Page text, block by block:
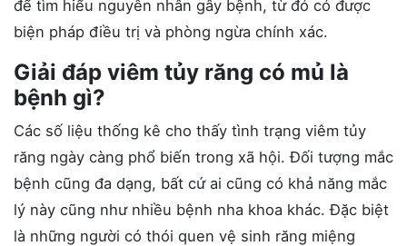
để tìm hiểu nguyên nhân gây bệnh, từ đó có được
biện pháp điều trị và phòng ngừa chính xác.
Giải đáp viêm tủy răng có mủ là
bệnh gì?
Các số liệu thống kê cho thấy tình trạng viêm tủy
răng ngày càng phổ biến trong xã hội. Đối tượng mắc
bệnh cũng đa dạng, bất cứ ai cũng có khả năng mắc
lý này cũng như nhiều bệnh nha khoa khác. Đặc biệt
là những người có thói quen vệ sinh răng miệng